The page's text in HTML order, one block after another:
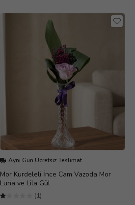
Aynı Gün Ücretsiz Teslimat
Mor Kurdeleli İnce Cam Vazoda Mor
Luna ve Lila Gül
(1)